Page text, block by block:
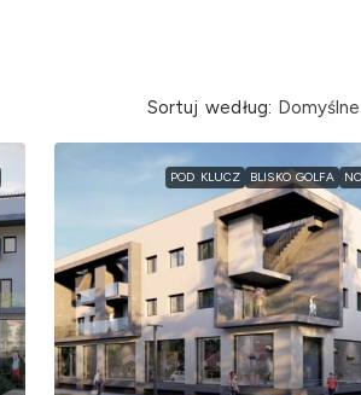
Sortuj według:
POD KLUCZ BLISKO GOLFA